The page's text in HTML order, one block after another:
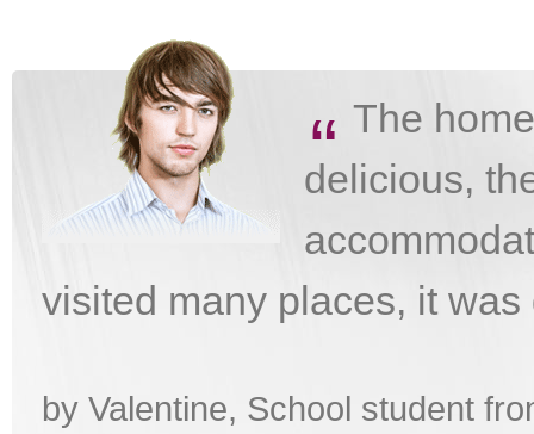
“ The
delicious,
visited many places, it was
by Valentine, School student